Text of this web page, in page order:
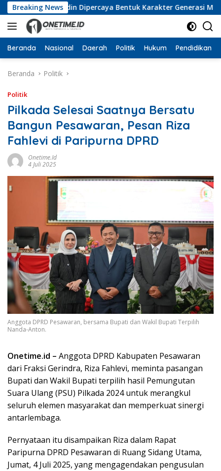
Langsung
ke
konten
Breaking News
Jamaluddin Dipercaya Bentuk Karakter Generasi Muda
Beranda Nasional Daerah Politik Hukum Pendidikan
Beranda Politik
Politik
Pilkada Selesai Saatnya Bersatu
Bangun Pesawaran, Pesan Riza
Fahlevi di Paripurna DPRD
Onetime.id
4 Juli 2025
Anggota DPRD Pesawaran, bersama Bupati dan Wakil Bupati Terpilih
Nanda-Anton.
Onetime.id – Anggota DPRD Kabupaten Pesawaran
dari Fraksi Gerindra, Riza Fahlevi, meminta pasangan
Bupati dan Wakil Bupati terpilih hasil Pemungutan
Suara Ulang (PSU) Pilkada 2024 untuk merangkul
seluruh elemen masyarakat dan memperkuat sinergi
antarlembaga.
Pernyataan itu disampaikan Riza dalam Rapat
Paripurna DPRD Pesawaran di Ruang Sidang Utama,
Jumat, 4 Juli 2025, yang mengagendakan pengusulan